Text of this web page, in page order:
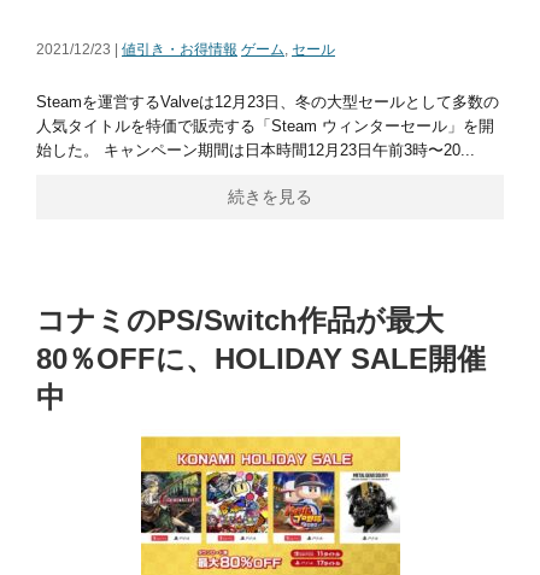
2021/12/23 | 値引き・お得情報 ゲーム, セール
Steamを運営するValveは12月23日、冬の大型セールとして多数の
人気タイトルを特価で販売する「Steam ウィンターセール」を開
始した。 キャンペーン期間は日本時間12月23日午前3時〜20...
続きを見る
コナミのPS/Switch作品が最大
80％OFFに、HOLIDAY SALE開催
中